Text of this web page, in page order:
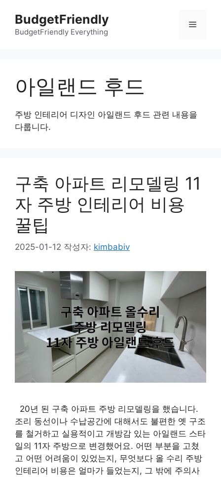
BudgetFriendly
BudgetFriendly Everything
메
아일랜드 후드
주방 인테리어 디자인 아일랜드 후드 관련 내용을
다룹니다.
구축 아파트 리모델링 11
자 주방 인테리어 비용
꿀팁
2025-01-12 작성자: kimbabiv
20년 된 구축 아파트 주방 리모델링을 했습니다.
조리 동선이나 수납공간에 대해서도 불편한 옛 구조
를 철거하고 실용적이고 개방감 있는 아일랜드 스타
일의 11자 주방으로 변경했어요. 어떤 부분을 고쳤
고 어떤 어려움이 있었는지, 무엇보다 올 수리 주방
인테리어 비용은 얼마가 들었는지, 그 밖에 주의사